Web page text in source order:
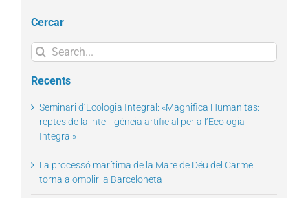
Cercar
Search
for:
Recents
Seminari d’Ecologia Integral: «Magnifica Humanitas:
reptes de la intel·ligència artificial per a l’Ecologia
Integral»
La processó marítima de la Mare de Déu del Carme
torna a omplir la Barceloneta